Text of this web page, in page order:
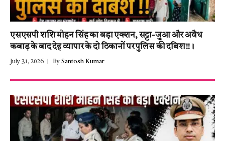
एसएसपी शशि मोहन सिंह का बड़ा एक्शन, सट्टा-जुआ और अवैध
कबाड़ के बाद देह व्यापार के दो ठिकानों पर पुलिस की दबिश!!।
July 31, 2026 By Santosh Kumar